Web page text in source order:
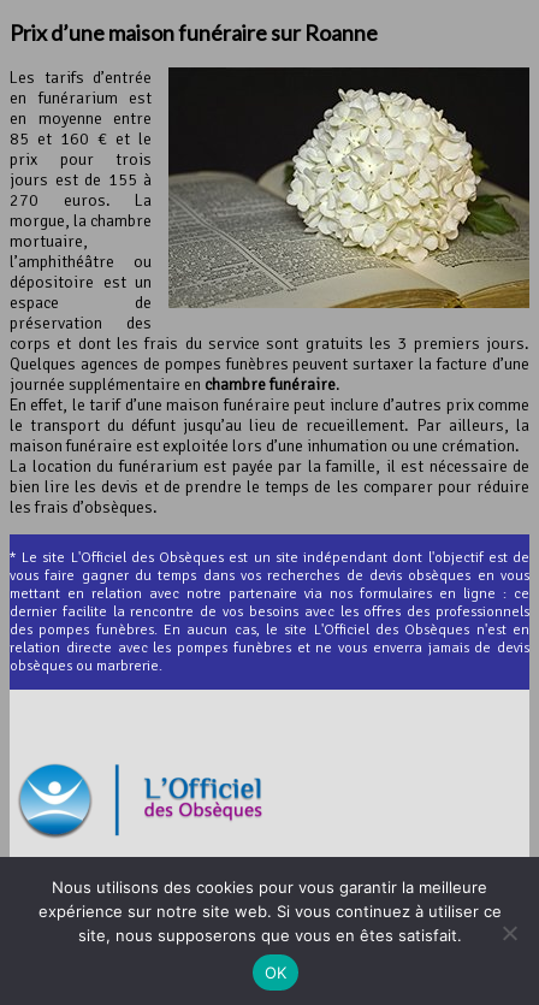
Prix d’une maison funéraire sur Roanne
Les tarifs d’entrée
en funérarium est
en moyenne entre
85 et 160 € et le
prix pour trois
jours est de 155 à
270 euros. La
morgue, la chambre
mortuaire,
l’amphithéâtre ou
dépositoire est un
espace de
préservation des
corps et dont les frais du service sont gratuits les 3 premiers jours.
Quelques agences de pompes funèbres peuvent surtaxer la facture d’une
journée supplémentaire en chambre funéraire.
En effet, le tarif d’une maison funéraire peut inclure d’autres prix comme
le transport du défunt jusqu’au lieu de recueillement. Par ailleurs, la
maison funéraire est exploitée lors d’une inhumation ou une crémation.
La location du funérarium est payée par la famille, il est nécessaire de
bien lire les devis et de prendre le temps de les comparer pour réduire
les frais d’obsèques.
* Le site L'Officiel des Obsèques est un site indépendant dont l'objectif est de
vous faire gagner du temps dans vos recherches de devis obsèques en vous
mettant en relation avec notre partenaire via nos formulaires en ligne : ce
dernier facilite la rencontre de vos besoins avec les offres des professionnels
des pompes funèbres. En aucun cas, le site L'Officiel des Obsèques n'est en
relation directe avec les pompes funèbres et ne vous enverra jamais de devis
obsèques ou marbrerie.
© 2012-2026 L’Officiel des Obsèques
Mentions légales
Nous utilisons des cookies pour vous garantir la meilleure
expérience sur notre site web. Si vous continuez à utiliser ce
site, nous supposerons que vous en êtes satisfait.
OK